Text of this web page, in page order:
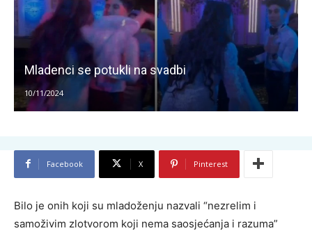
Mladenci se potukli na svadbi
10/11/2024
Facebook X Pinterest
Bilo je onih koji su mladoženju nazvali “nezrelim i
samoživim zlotvorom koji nema saosjećanja i razuma”